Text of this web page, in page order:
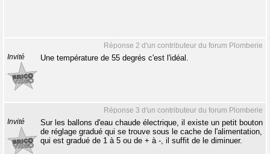
Réponse 2 d'un contributeur du forum Plomberie
Invité Une température de 55 degrés c'est l'idéal.
Réponse 3 d'un contributeur du forum Plomberie
Invité
Sur les ballons d'eau chaude électrique, il existe un petit bouton
de réglage gradué qui se trouve sous le cache de l'alimentation,
qui est gradué de 1 à 5 ou de + à -, il suffit de le diminuer.